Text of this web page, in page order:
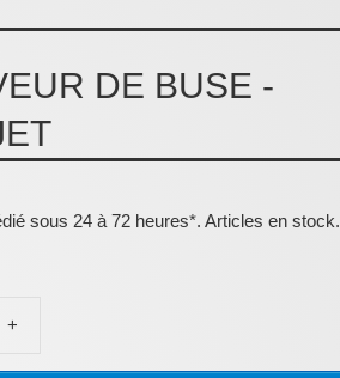
DE BUSE -
sous 24 à 72 heures*. Articles en stock.
+